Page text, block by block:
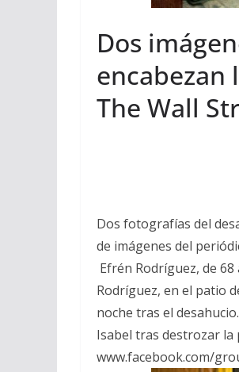
Dos
encabezan
The Wall
Dos fotografías del
de imágenes del
Efrén Rodríguez, de
Rodríguez, en el patio
noche tras el desahucio.
Isabel tras destrozar la
www.facebook.com/